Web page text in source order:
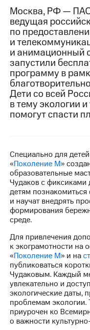
Пресс-
релизы
МТС
о
Достижения
Интервью
Финансовая
отчетность
в
регионе
и акционерам
управление
Раскрытие
информации
Информация
акционерам
Документы
ПАО
"МТС"
Собрания
акционеров
Личный
Москва, РФ — ПАО
ведущая
по
и
и анимационный
запустили
программу в
Дети со всей
в тему экологии
помогут спасти
Специально для детей
«Поколение М»
образовательные
Чудаков с фиксиками
детям
и научат внедрять
формирования
среде.
Для привлечения
к экограмотности на
«Поколение М» и на
публиковаться
Чудаковым. Каждый
увлекательно и
экологические даты,
проблемам экологии.
приурочен ко
о важности